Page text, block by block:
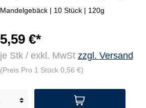
Mandelgebäck | 10 Stück | 120g
5,59 €*
je Stk / exkl. MwSt zzgl. Versand
(Preis Pro 1 Stück 0,56 €)